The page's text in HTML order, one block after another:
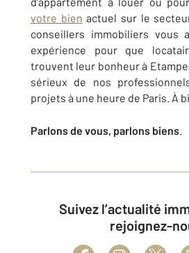
votre bien actuel sur le
conseillers immobiliers vous
expérience pour que
trouvent leur bonheur à
sérieux de nos
projets à une heure de Paris. À
Parlons de vous, parlons biens.
Suivez l’actualité immobilière et
rejoignez-